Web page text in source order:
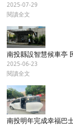
2025-07-29
閱讀全文
南投縣設智慧候車亭
2025-06-23
閱讀全文
南投明年完成幸福巴